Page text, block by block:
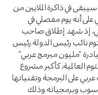
مما لاشك فيه أن يوم 24 أكتوبر 2017 سيبقى في ذاكرة الملايين من
على أنه يوم مفصلي في
إذ شهد إطلاق صاحب
نائب رئيس الدولة رئيس
“مليون مبرمج عربي”
كأكبر مشروع
على البرمجة وتقنياتها
وبرمجياته وذلك